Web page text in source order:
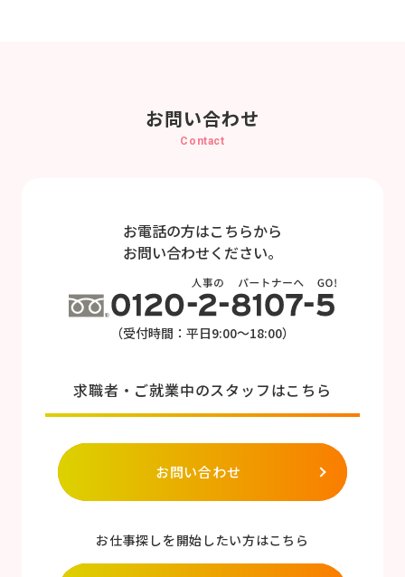
お問い合わせ
Contact
お電話の方はこちらから
お問い合わせください。
（受付時間：平日9:00～18:00）
求職者・ご就業中のスタッフはこちら
お問い合わせ
お仕事探しを開始したい方はこちら